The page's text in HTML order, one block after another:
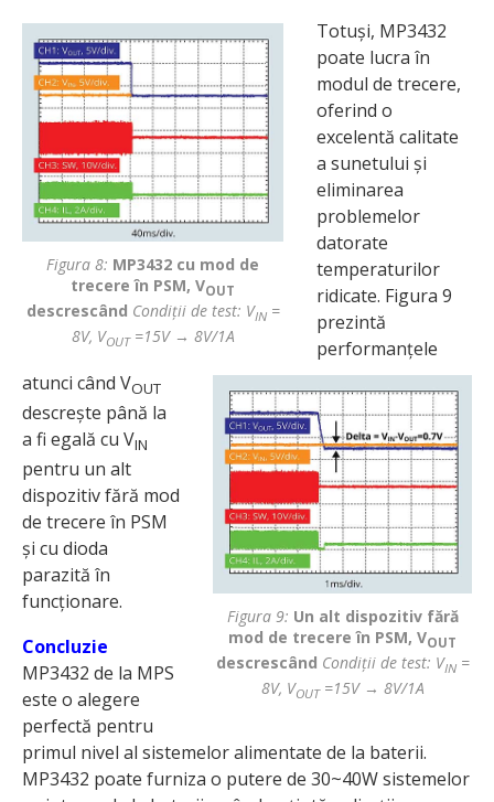
Figura 8: MP3432 cu mod de
trecere în PSM, VOUT
descrescând Condiții de test: VIN=
8V, VOUT=15V → 8V/1A
Figura 9: Un alt dispozitiv fără
mod de trecere în PSM, VOUT
descrescând Condiții de test: VIN=
8V, VOUT=15V → 8V/1A
Totuși, MP3432
poate lucra în
modul de trecere,
oferind o
excelentă calitate
a sunetului și
elimi­narea
problemelor
datorate
temperaturilor
ridicate. Figura 9
prezintă
performanțele
atunci când VOUT
descrește până la
a fi egală cu VIN
pentru un alt
dispozitiv fără mod
de trecere în PSM
și cu dioda
parazită în
funcționare.
Concluzie
MP3432 de la MPS
este o alegere
perfectă pentru
primul nivel al sistemelor alimentate de la baterii.
MP3432 poate furniza o putere de 30~40W sistemelor